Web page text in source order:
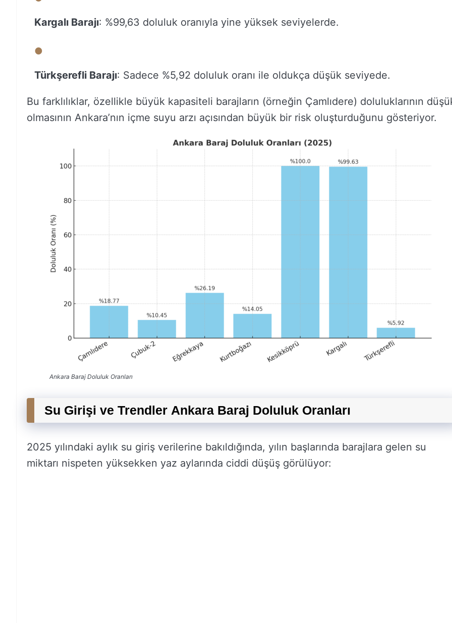
Kargalı Barajı: %99,63 doluluk oranıyla yine yüksek seviyelerde.
Türkşerefli Barajı: Sadece %5,92 doluluk oranı ile oldukça düşük seviyede.
Bu farklılıklar, özellikle büyük kapasiteli barajların (örneğin Çamlıdere) doluluklarının
olmasının Ankara’nın içme suyu arzı açısından büyük bir risk oluşturduğunu gösteriyor.
Ankara Baraj Doluluk Oranları
Su Girişi ve Trendler Ankara Baraj Doluluk Oranları
2025 yılındaki aylık su giriş verilerine bakıldığında, yılın başlarında barajlara gelen su
miktarı nispeten yüksekken yaz aylarında ciddi düşüş görülüyor: